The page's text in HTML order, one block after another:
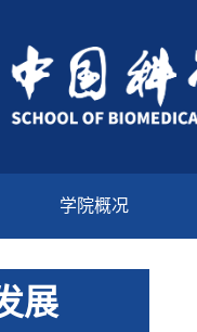
学院概况
展